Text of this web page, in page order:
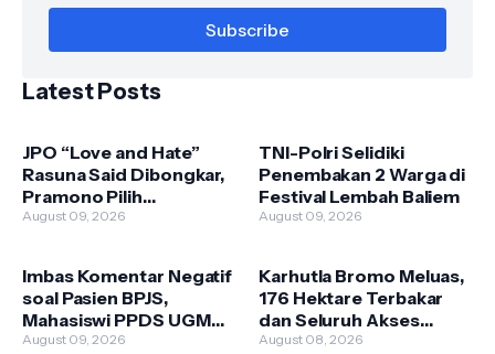
Latest Posts
JPO “Love and Hate”
Rasuna Said Dibongkar,
Pramono Pilih
Pertahankan JPO
August 09, 2026
TNI-Polri Selidiki
Penembakan 2 Warga di
Festival Lembah Baliem
August 09, 2026
Imbas Komentar Negatif
soal Pasien BPJS,
Mahasiswi PPDS UGM
Dinonaktifkan 3 Bulan
August 09, 2026
Karhutla Bromo Meluas,
176 Hektare Terbakar
dan Seluruh Akses
Wisata Ditutup
August 08, 2026